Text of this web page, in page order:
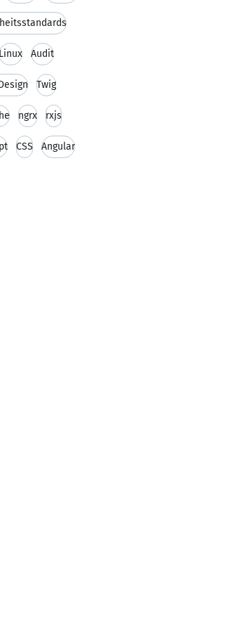
Audit
Twig
ngrx rxjs
CSS Angular